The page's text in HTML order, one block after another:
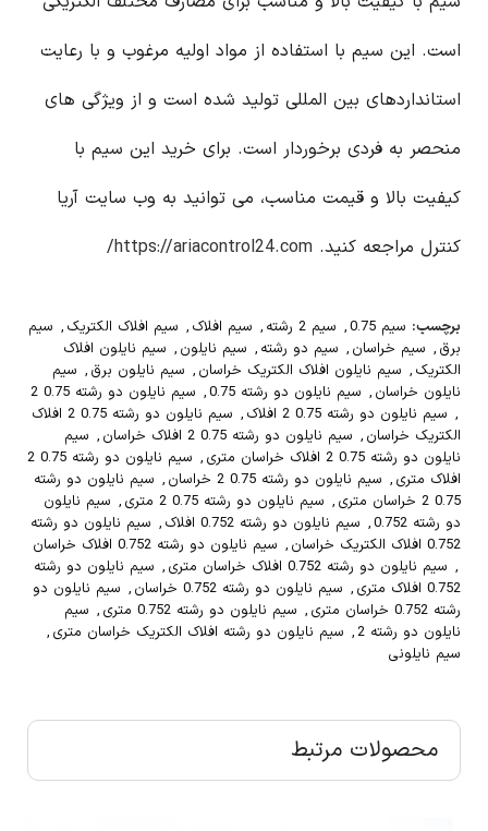
است. این سیم با استفاده از مواد اولیه مرغوب و با رعایت
استانداردهای بین المللی تولید شده است و از ویژگی های
منحصر به فردی برخوردار است. برای خرید این سیم با
کیفیت بالا و قیمت مناسب، می توانید به وب سایت آریا
کنترل مراجعه کنید. https://ariacontrol24.com/
برچسب: سیم 0.75 , سیم 2 رشته , سیم افلاک , سیم افلاک الکتریک , سیم
برق , سیم خراسان , سیم دو رشته , سیم نایلون , سیم نایلون افلاک
الکتریک , سیم نایلون افلاک الکتریک خراسان , سیم نایلون برق , سیم
نایلون خراسان , سیم نایلون دو رشته 0.75 , سیم نایلون دو رشته 0.75 2
, سیم نایلون دو رشته 0.75 2 افلاک ,
سیم نایلون دو رشته 0.75 2 افلاک
الکتریک خراسان , سیم نایلون دو رشته 0.75 2 افلاک خراسان , سیم
نایلون دو رشته 0.75 2 افلاک خراسان متری
,
سیم نایلون دو رشته 0.75 2
افلاک متری , سیم نایلون دو رشته 0.75 2 خراسان , سیم نایلون دو رشته
0.75 2 خراسان متری
, سیم نایلون دو رشته 0.75 2 متری , سیم نایلون
دو رشته 0.752
, سیم نایلون دو رشته 0.752 افلاک , سیم نایلون دو رشته
0.752 افلاک الکتریک خراسان
, سیم نایلون دو رشته 0.752 افلاک خراسان
, سیم نایلون دو رشته 0.752 افلاک خراسان متری , سیم نایلون دو رشته
0.752 افلاک متری
, سیم نایلون دو رشته 0.752 خراسان , سیم نایلون دو
رشته 0.752 خراسان متری
, سیم نایلون دو رشته 0.752 متری , سیم
نایلون دو رشته 2
, سیم نایلون دو رشته افلاک الکتریک خراسان متری ,
سیم نایلونی
محصولات مرتبط